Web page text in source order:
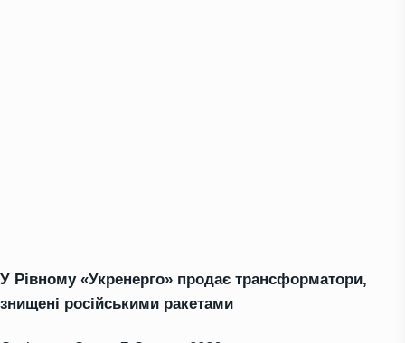
У Рівному «Укренерго» продає трансформатори,
знищені російськими ракетами